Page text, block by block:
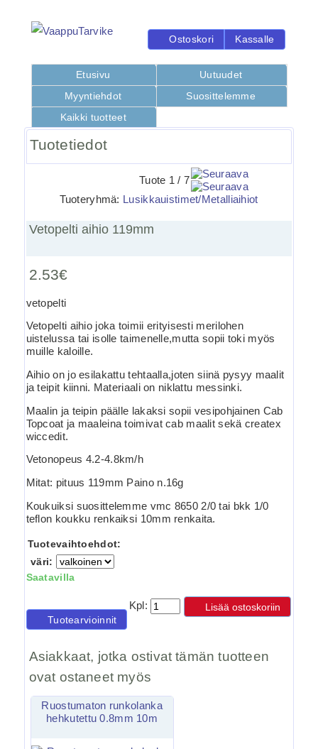
Ostoskori Kassalle
Etusivu
Uutuudet
Myyntiehdot
Suosittelemme
Kaikki tuotteet
Tuotetiedot
Tuote 1 / 7
Tuoteryhmä: Lusikkauistimet/Metalliaihiot
Vetopelti aihio 119mm
2.53€
vetopelti
Vetopelti aihio joka toimii erityisesti merilohen
uistelussa tai isolle taimenelle,mutta sopii toki myös
muille kaloille.
Aihio on jo esilakattu tehtaalla,joten siinä pysyy maalit
ja teipit kiinni. Materiaali on niklattu messinki.
Maalin ja teipin päälle lakaksi sopii vesipohjainen Cab
Topcoat ja maaleina toimivat cab maalit sekä createx
wiccedit.
Vetonopeus 4.2-4.8km/h
Mitat: pituus 119mm Paino n.16g
Koukuiksi suosittelemme vmc 8650 2/0 tai bkk 1/0
teflon koukku renkaiksi 10mm renkaita.
Tuotevaihtoehdot:
väri:
Saatavilla
Kpl:
Lisää ostoskoriin
Tuotearvioinnit
Asiakkaat, jotka ostivat tämän tuotteen
ovat ostaneet myös
Ruostumaton runkolanka
hehkutettu 0.8mm 10m